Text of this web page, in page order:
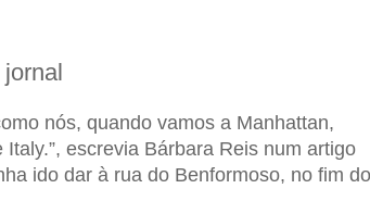
nós, quando vamos a Manhattan,
escrevia Bárbara Reis num artigo
ido dar à rua do Benformoso, no fim do